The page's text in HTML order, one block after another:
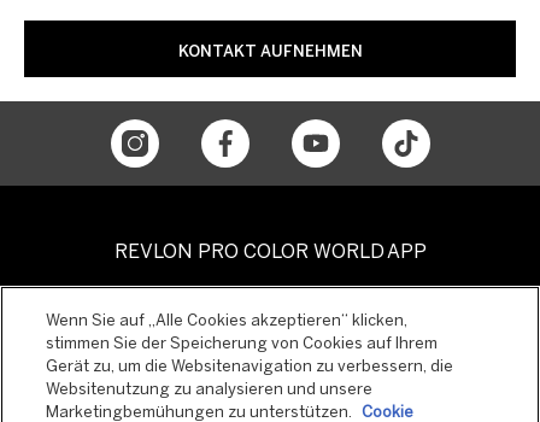
KONTAKT AUFNEHMEN
REVLON PRO COLOR WORLD APP
Wenn Sie auf „Alle Cookies akzeptieren“ klicken,
stimmen Sie der Speicherung von Cookies auf Ihrem
Gerät zu, um die Websitenavigation zu verbessern, die
Websitenutzung zu analysieren und unsere
Marketingbemühungen zu unterstützen.
Cookie